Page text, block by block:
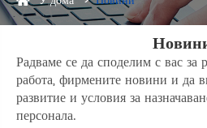
Радваме се да споделим с вас за
работа, фирмените новини и да
развитие и условия за
персонала.